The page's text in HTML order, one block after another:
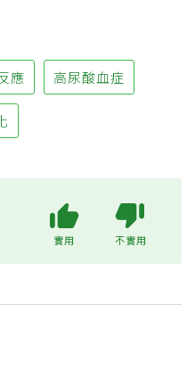
應 高尿酸血症
實用 不實用